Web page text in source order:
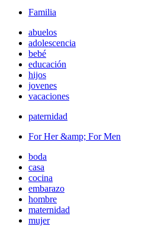
Familia
abuelos
adolescencia
bebé
educación
hijos
jovenes
vacaciones
paternidad
For Her &amp; For Men
boda
casa
cocina
embarazo
hombre
maternidad
mujer